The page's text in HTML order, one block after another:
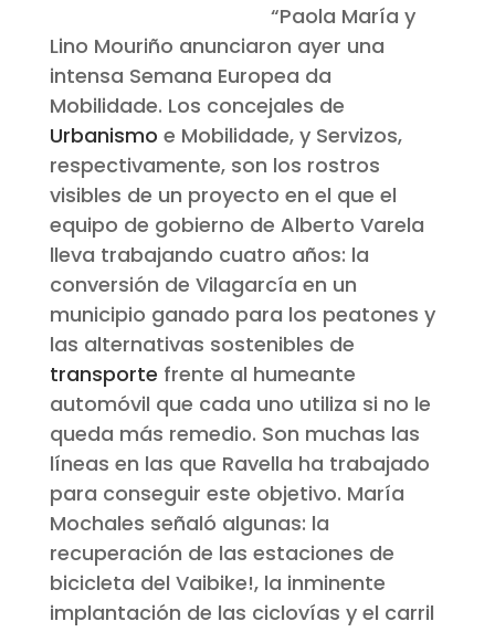
“Paola María y
Lino Mouriño anunciaron ayer una
intensa Semana Europea da
Mobilidade. Los concejales de
Urbanismo e Mobilidade, y Servizos,
respectivamente, son los rostros
visibles de un proyecto en el que el
equipo de gobierno de Alberto Varela
lleva trabajando cuatro años: la
conversión de Vilagarcía en un
municipio ganado para los peatones y
las alternativas sostenibles de
transporte frente al humeante
automóvil que cada uno utiliza si no le
queda más remedio. Son muchas las
líneas en las que Ravella ha trabajado
para conseguir este objetivo. María
Mochales señaló algunas: la
recuperación de las estaciones de
bicicleta del Vaibike!, la inminente
implantación de las ciclovías y el carril